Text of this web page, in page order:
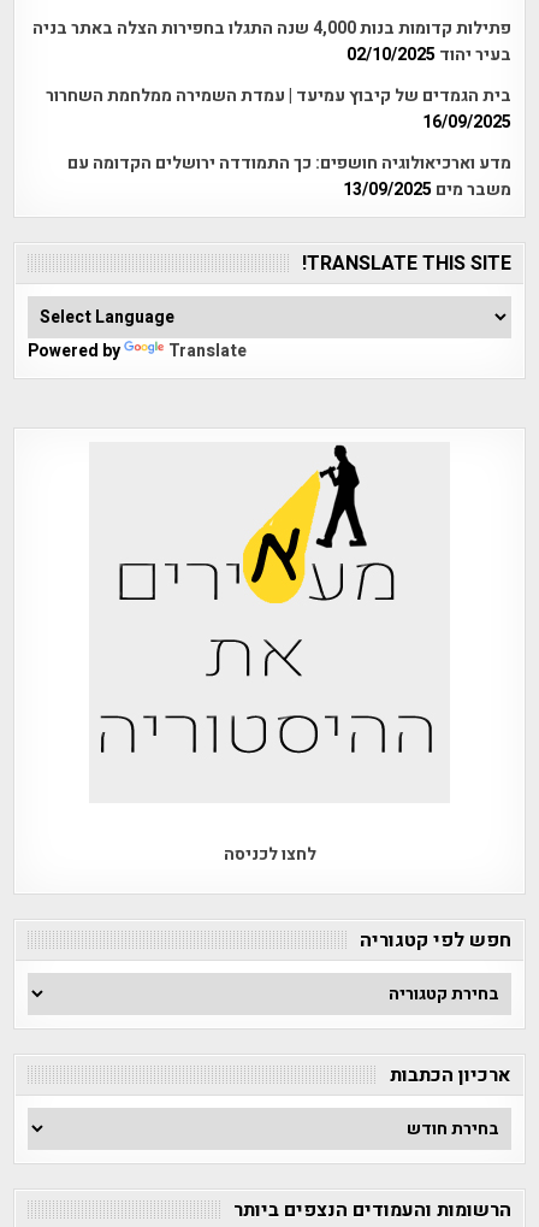
פתילות קדומות בנות 4,000 שנה התגלו בחפירות הצלה באתר בניה
בעיר יהוד 02/10/2025
בית הגמדים של קיבוץ עמיעד | עמדת השמירה ממלחמת השחרור
16/09/2025
מדע וארכיאולוגיה חושפים: כך התמודדה ירושלים הקדומה עם
משבר מים 13/09/2025
TRANSLATE THIS SITE!
Powered by Translate
לחצו לכניסה
חפש לפי קטגוריה
חפש
לפי
ארכיון הכתבות
ארכיון
הכתבות
הרשומות והעמודים הנצפים ביותר